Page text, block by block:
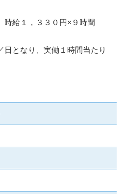
時給１，３３０円×９時間
日となり、実働１時間当たり